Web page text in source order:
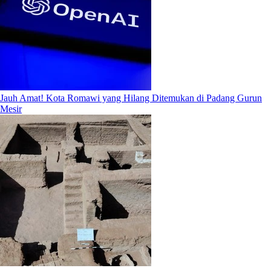
Jauh Amat! Kota Romawi yang Hilang Ditemukan di Padang Gurun
Mesir